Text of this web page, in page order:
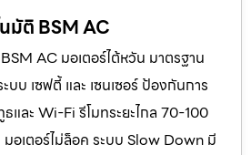
มัติ BSM AC
AC มอเตอร์ไต้หวัน มาตรฐาน
บบ เซฟตี้ และ เซนเซอร์ ป้องกันการ
และ Wi-Fi รีโมทระยะไกล 70-100
อเตอร์ไม่ล็อค ระบบ Slow Down มี